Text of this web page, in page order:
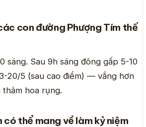
con đường Phượng Tím thế
sáng. Sau 9h sáng đông gấp 5-10
20/5 (sau cao điểm) — vắng hơn
hoa rụng.
có thể mang về làm kỷ niệm